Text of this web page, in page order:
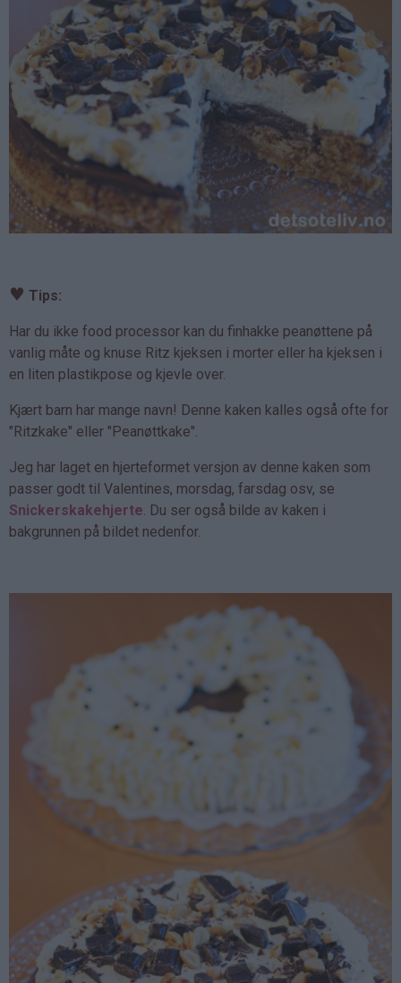
♥ Tips:
Har du ikke food processor kan du finhakke peanøttene på
vanlig måte og knuse Ritz kjeksen i morter eller ha kjeksen i
en liten plastikpose og kjevle over.
Kjært barn har mange navn! Denne kaken kalles også ofte for
"Ritzkake" eller "Peanøttkake".
Jeg har laget en hjerteformet versjon av denne kaken som
passer godt til Valentines, morsdag, farsdag osv, se
Snickerskakehjerte . Du ser også bilde av kaken i
bakgrunnen på bildet nedenfor.